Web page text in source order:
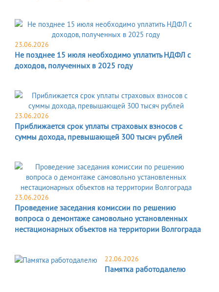
23.06.2026
Не позднее 15 июля необходимо уплатить НДФЛ с
доходов, полученных в 2025 году
23.06.2026
Приближается срок уплаты страховых взносов с
суммы дохода, превышающей 300 тысяч рублей
23.06.2026
Проведение заседания комиссии по решению
вопроса о демонтаже самовольно установленных
нестационарных объектов на территории Волгограда
22.06.2026
Памятка работодалелю